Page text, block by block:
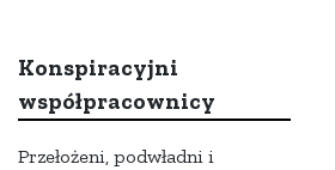
Konspiracyjni
współpracownicy
Przełożeni, podwładni i